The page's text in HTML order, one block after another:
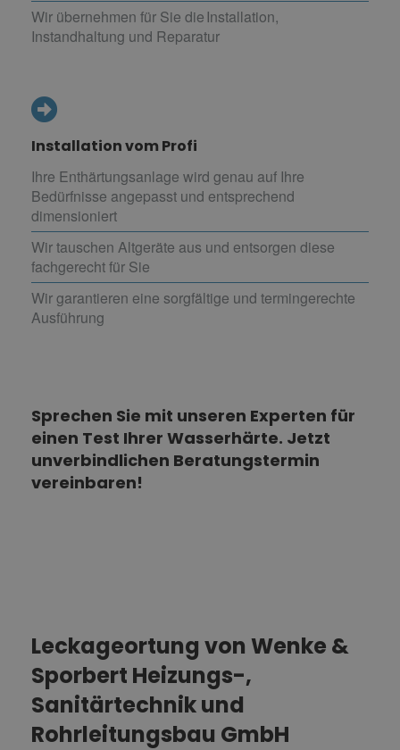
Wir übernehmen für Sie die Installation,
Instandhaltung und Reparatur
Installation vom Profi
Ihre Enthärtungsanlage wird genau auf Ihre
Bedürfnisse angepasst und entsprechend
dimensioniert
Wir tauschen Altgeräte aus und entsorgen diese
fachgerecht für Sie
Wir garantieren eine sorgfältige und termingerechte
Ausführung
Sprechen Sie mit unseren Experten für
einen Test Ihrer Wasserhärte. Jetzt
unverbindlichen Beratungstermin
vereinbaren!
Leckageortung von Wenke &
Sporbert Heizungs-,
Sanitärtechnik und
Rohrleitungsbau GmbH